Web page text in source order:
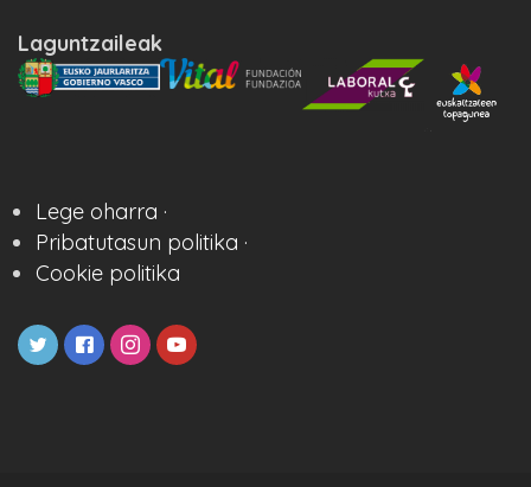
Laguntzaileak
Lege oharra ·
Pribatutasun politika ·
Cookie politika